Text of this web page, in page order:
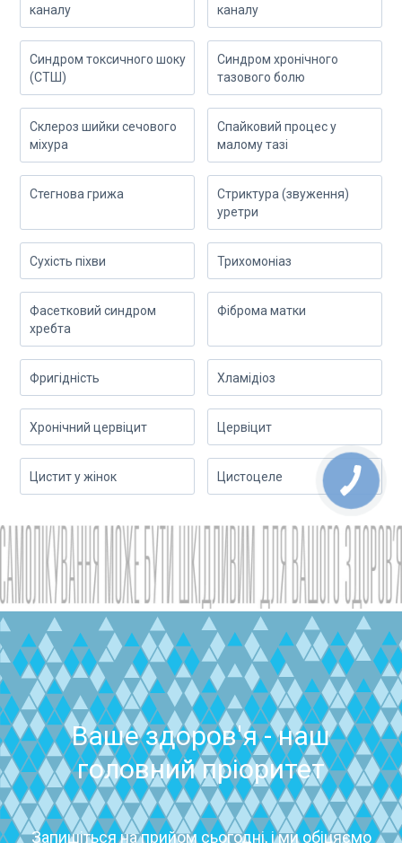
каналу
каналу
Синдром токсичного шоку
(СТШ)
Синдром хронічного
тазового болю
Склероз шийки сечового
міхура
Спайковий процес у
малому тазі
Стегнова грижа
Стриктура (звуження)
уретри
Сухість піхви Трихомоніаз
Фасетковий синдром
хребта
Фіброма матки
Фригідність Хламідіоз
Хронічний цервіцит Цервіцит
Цистит у жінок Цистоцеле
Ваше здоров'я - наш
головний пріоритет
Запишіться на прийом сьогодні, і ми обіцяємо